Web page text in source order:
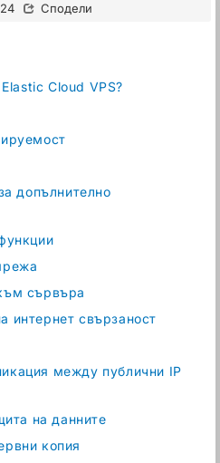
Сподели
Cloud VPS?
допълнително
сървъра
интернет свързаност
между публични IP
на данните
копия